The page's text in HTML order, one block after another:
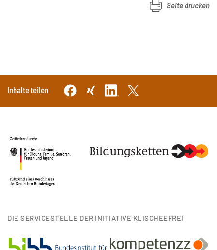
Seite drucken
Inhalte teilen
DIE SERVICESTELLE DER INITIATIVE KLISCHEEFREI